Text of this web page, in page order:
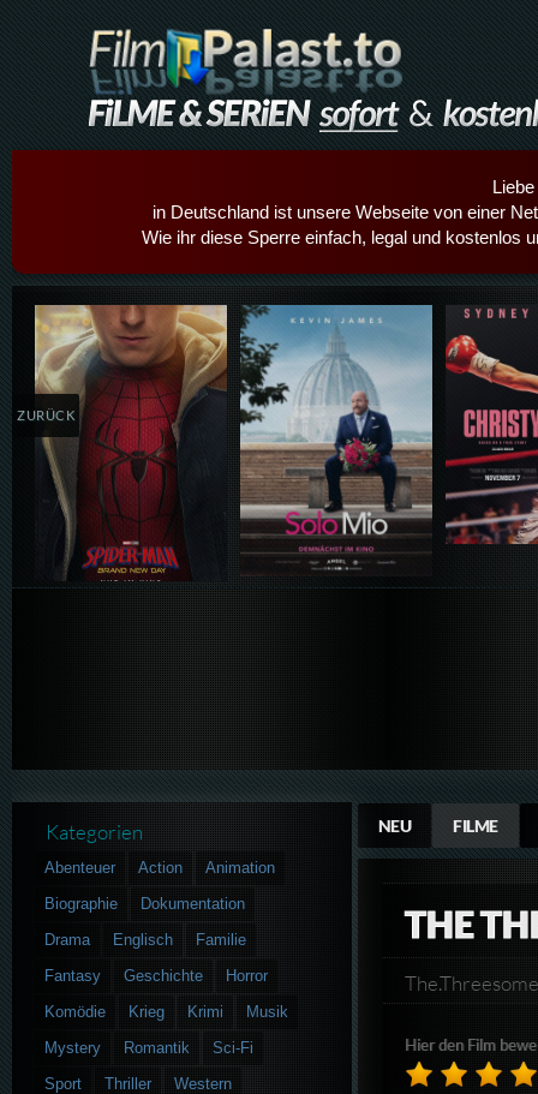
in Deutschland ist unsere Webseite von einer
Wie ihr diese Sperre einfach, legal und kostenlos
Details,Play Details,Play
ZURÜCK
NEU FILME
THE
Hier den Film
Kategorien
Abenteuer Action
Animation
Biographie
Dokumentation
Drama
Englisch
Familie
Fantasy
Geschichte
Horror
Komödie
Krieg Krimi
Musik
Mystery
Romantik
Sci-Fi
Sport
Thriller
Western